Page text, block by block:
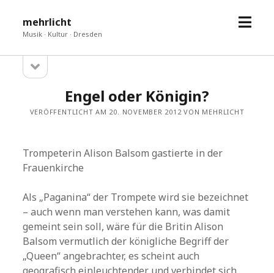
mehrlicht
Musik · Kultur · Dresden
Menü
Sidebar
öffnen
Engel oder Königin?
VERÖFFENTLICHT AM 20. NOVEMBER 2012 VON MEHRLICHT
Trompeterin Alison Balsom gastierte in der
Frauenkirche
Als „Paganina“ der Trompete wird sie bezeichnet
– auch wenn man verstehen kann, was damit
gemeint sein soll, wäre für die Britin Alison
Balsom vermutlich der königliche Begriff der
„Queen“ angebrachter, es scheint auch